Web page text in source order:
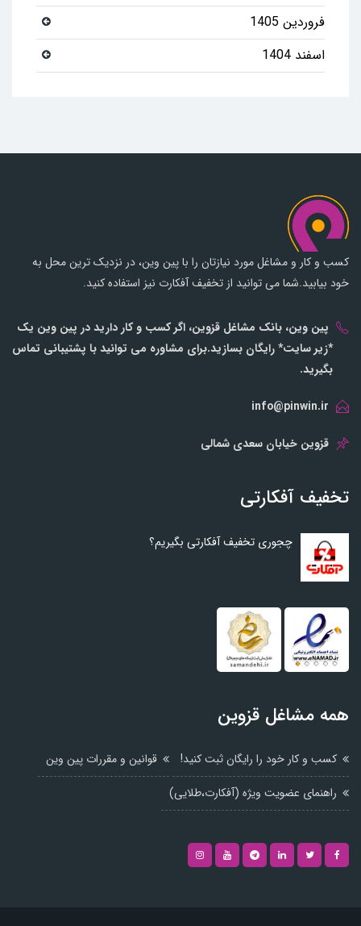
فروردین 1405
اسفند 1404
کسب و کار و مشاغل مورد نیازتان را با پین وین، در نزدیک ترین محل به
خود بیابید.شما می توانید از تخفیف آفکارت نیز استفاده کنید.
پین وین، بانک مشاغل قزوین، اگر کسب و کار دارید در پین وین یک
*زیر سایت* رایگان بسازید.برای مشاوره می توانید با پشتیبانی تماس
بگیرید.
info@pinwin.ir
قزوین خیابان سعدی شمالی
تخفیف آفکارتی
چجوری تخفیف آفکارتی بگیریم؟
همه مشاغل قزوین
کسب و کار خود را رایگان ثبت کنید!
قوانین و مقررات پین وین
راهنمای عضویت ویژه (آفکارت،طلایی)